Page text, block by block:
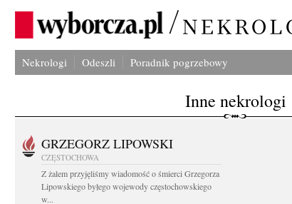
Nekrologi Odeszli Poradnik pogrzebowy
Inne nekrologi
GRZEGORZ LIPOWSKI
CZĘSTOCHOWA
Z żalem przyjęliśmy wiadomość o śmierci Grzegorza
Lipowskiego byłego wojewody częstochowskiego
w...